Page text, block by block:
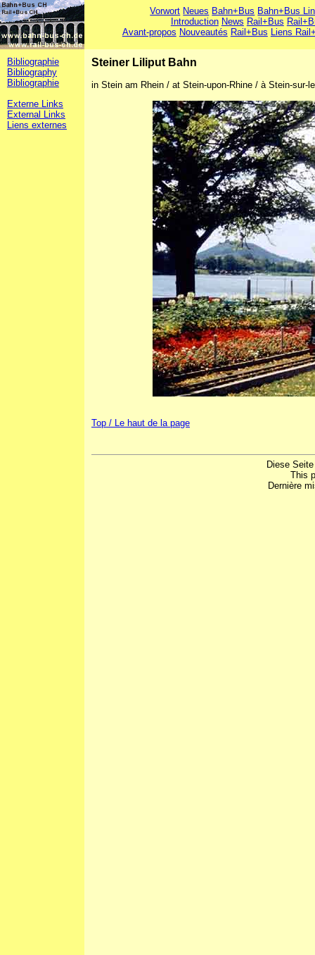
Vorwort Neues Bahn+Bus Bahn+Bus
Introduction News Rail+Bus
Avant-propos Nouveautés Rail+Bus Liens
Bibliographie
Bibliography
Bibliographie
Externe Links
External Links
Liens externes
Steiner Liliput Bahn
in Stein am Rhein / at Stein-upon-Rhine / à Stein-sur-
Top / Le haut de la page
Diese
This
Dernière